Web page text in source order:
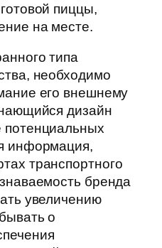
пиццы,
на месте.
типа
необходимо
его внешнему
дизайн
потенциальных
информация,
транспортного
бренда
увеличению
о